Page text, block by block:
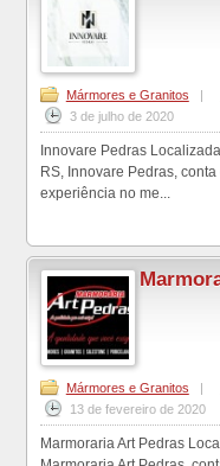
Mármores e Granitos
3 de julho de 2020
Innovare Pedras
RS, Innovare Pedras,
experiência no me...
Mármores e Granitos |
13 de fevereiro de 2020
Marmoraria Art Pedras